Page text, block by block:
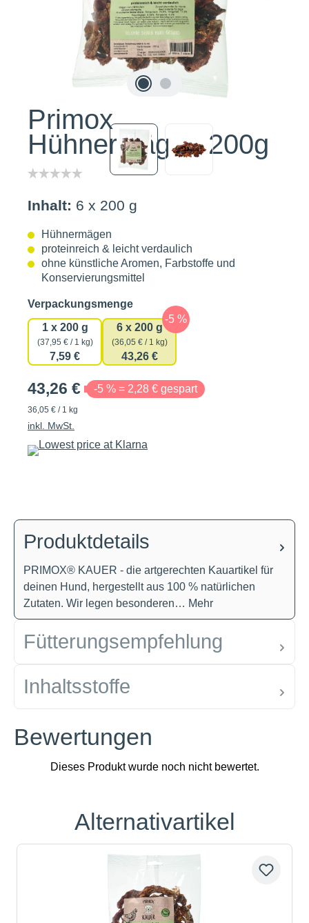
Primox
Hühnermägen 200g
Inhalt: 6 x 200 g
Hühnermägen
proteinreich & leicht verdaulich
ohne künstliche Aromen, Farbstoffe und
Konservierungsmittel
Verpackungsmengeauswählen
1 x 200 g
(37,95 € / 1 kg)
7,59 €
6 x 200 g
(36,05 € / 1 kg)
43,26 €
43,26 € -5 % = 2,28 € gespart
36,05 € / 1 kg
inkl. MwSt.
Produktdetails
PRIMOX® KAUER - die artgerechten Kauartikel für
deinen Hund, hergestellt aus 100 % natürlichen
Zutaten. Wir legen besonderen… Mehr
Fütterungsempfehlung
Inhaltsstoffe
Bewertungen
Produktgalerie überspringen
Alternativartikel